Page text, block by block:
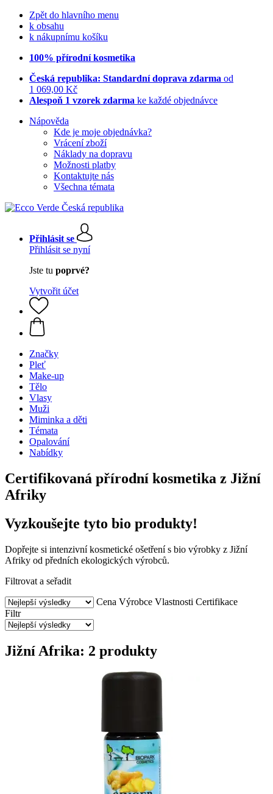
Zpět do hlavního menu
k obsahu
k nákupnímu košíku
100% přírodní kosmetika
Česká republika: Standardní doprava zdarma od
1 069,00 Kč
Alespoň 1 vzorek zdarma ke každé objednávce
Nápověda
Kde je moje objednávka?
Vrácení zboží
Náklady na dopravu
Možnosti platby
Kontaktujte nás
Všechna témata
Přihlásit se
Přihlásit se nyní
Jste tu poprvé?
Vytvořit účet
Značky
Pleť
Make-up
Tělo
Vlasy
Muži
Miminka a děti
Témata
Opalování
Nabídky
Certifikovaná přírodní kosmetika z Jižní
Afriky
Vyzkoušejte tyto bio produkty!
Dopřejte si intenzivní kosmetické ošetření s bio výrobky z Jižní
Afriky od předních ekologických výrobců.
Filtrovat a seřadit
Cena Výrobce Vlastnosti Certifikace
Filtr
Jižní Afrika: 2 produkty